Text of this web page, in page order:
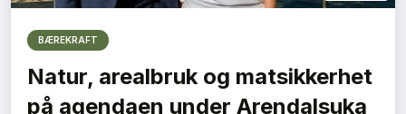
BÆREKRAFT
Natur, arealbruk og matsikkerhet
på agendaen under Arendalsuka